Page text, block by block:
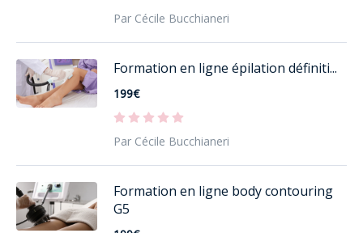
Par Cécile Bucchianeri
Formation en ligne épilation définiti...
199€
Par Cécile Bucchianeri
Formation en ligne body contouring
G5